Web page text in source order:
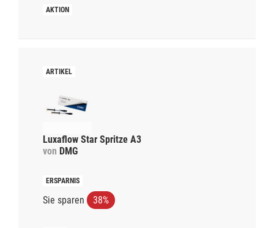
Luxaflow Star Spritze A3
von DMG
Sie sparen 38%